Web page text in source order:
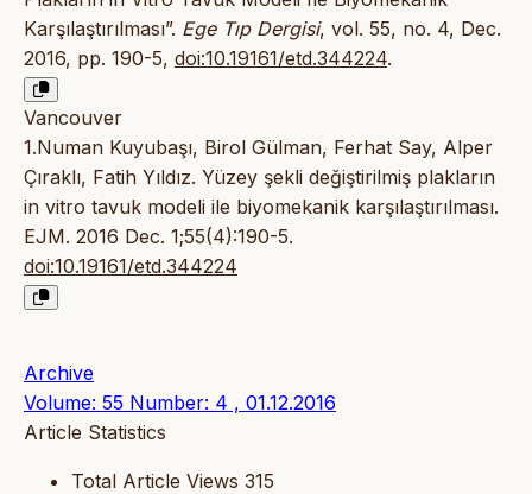
Karşılaştırılması”. Ege Tıp Dergisi, vol. 55, no. 4, Dec.
2016, pp. 190-5, doi:10.19161/etd.344224.
Vancouver
1.Numan Kuyubaşı, Birol Gülman, Ferhat Say, Alper
Çıraklı, Fatih Yıldız. Yüzey şekli değiştirilmiş plakların
in vitro tavuk modeli ile biyomekanik karşılaştırılması.
EJM. 2016 Dec. 1;55(4):190-5.
doi:10.19161/etd.344224
Archive
Volume: 55 Number: 4 , 01.12.2016
Article Statistics
Total Article Views 315